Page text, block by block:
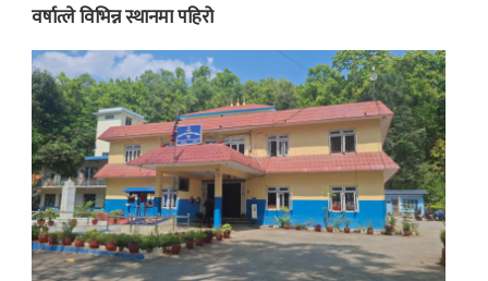
वर्षात्ले विभिन्न स्थानमा पहिरो